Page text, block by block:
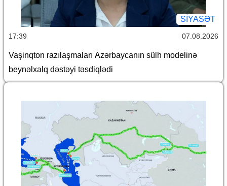
SİYASƏT
17:39 07.08.2026
Vaşinqton razılaşmaları Azərbaycanın sülh modelinə
beynəlxalq dəstəyi təsdiqlədi